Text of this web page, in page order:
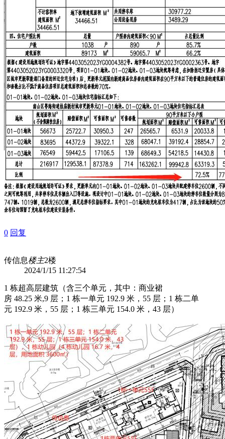
0 回复
传信息楼主2楼
2024/1/15 11:27:54
1 栋超高层建筑（含三个单元，其中：商业裙
房 48.25 米,9 层；1 栋一单元 192.9 米，55 层；1 栋二单
元 192.9 米，55 层；1 栋三单元 154.0 米，43 层）